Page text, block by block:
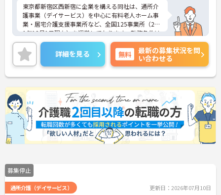
東京都新宿区西新宿に企業を構える同社は、通所介
護事業（デイサービス）を中心に有料老人ホーム事
業・居宅介護支援事業所など、全国125事業所（201
1年12月1日現在）を運営しております。勤務条件は
日勤のみで残業はありませんので、仕事とプライベ
ートが両立できる環境があります。また、ブランク
のある方でも、研修制度が充実しておりますので、
安心してお仕事をスタートして頂けます。
ご興味ある方には、面接対策ポイントなど、さらに
詳細をお話しいたしますのでお気軽にご相談くださ
い。
詳細を見る 無料
最新の募集状況を問
い合わせる
募集停止
通所介護（デイサービス） 更新日：2026年07月10日